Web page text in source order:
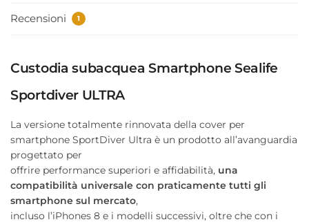
Recensioni 1
Custodia subacquea Smartphone Sealife
Sportdiver ULTRA
La versione totalmente rinnovata della cover per
smartphone SportDiver Ultra è un prodotto all’avanguardia
progettato per
offrire performance superiori e affidabilità, una
compatibilità universale con praticamente tutti gli
smartphone sul mercato,
incluso l’iPhones 8 e i modelli successivi, oltre che con i